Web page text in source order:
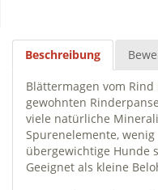
Beschreibung
Blättermagen vom
gewohnten
viele natürliche
Spurenelemente,
übergewichtige Hunde
Geeignet als kleine